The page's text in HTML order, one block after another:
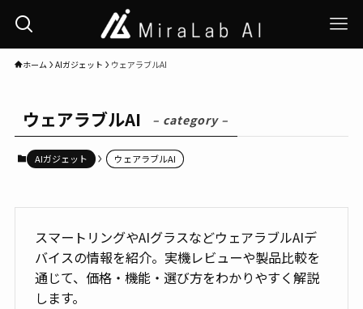
ホーム AIガジェット ウェアラブルAI
ウェアラブルAI – category –
AIガジェット ウェアラブルAI
スマートリングやAIグラスなどウェアラブルAIデ
バイスの情報を紹介。実機レビューや製品比較を
通じて、価格・機能・選び方をわかりやすく解説
します。